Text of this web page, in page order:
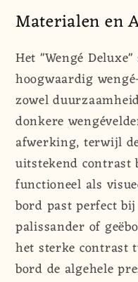
Materialen en
Het "Wengé
hoogwaardig
zowel
donkere
afwerking, terwijl
uitstekend contrast
functioneel als
bord past perfect
palissander of
het sterke contrast
bord de algehele